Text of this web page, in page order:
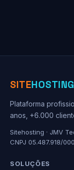
SITEHOSTING
Plataforma
anos, +6.000
Sitehosting · JMV
CNPJ 05.487.918/
SOLUÇÕES